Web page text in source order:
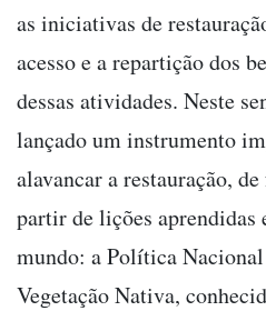
as iniciativas de
acesso e a repartição dos
dessas atividades. Neste
lançado um instrumento
alavancar a restauração,
partir de lições aprendidas
mundo: a Política Nacional
Vegetação Nativa,